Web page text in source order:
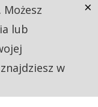
lub
w
×